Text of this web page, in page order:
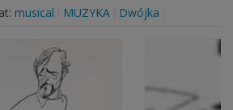
musical MUZYKA Dwójka